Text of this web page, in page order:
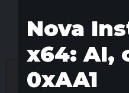
Nova
x64: AI,
0xAA1